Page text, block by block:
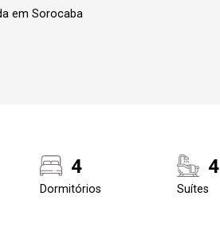
em Sorocaba
4
Dormitórios
4
Suítes